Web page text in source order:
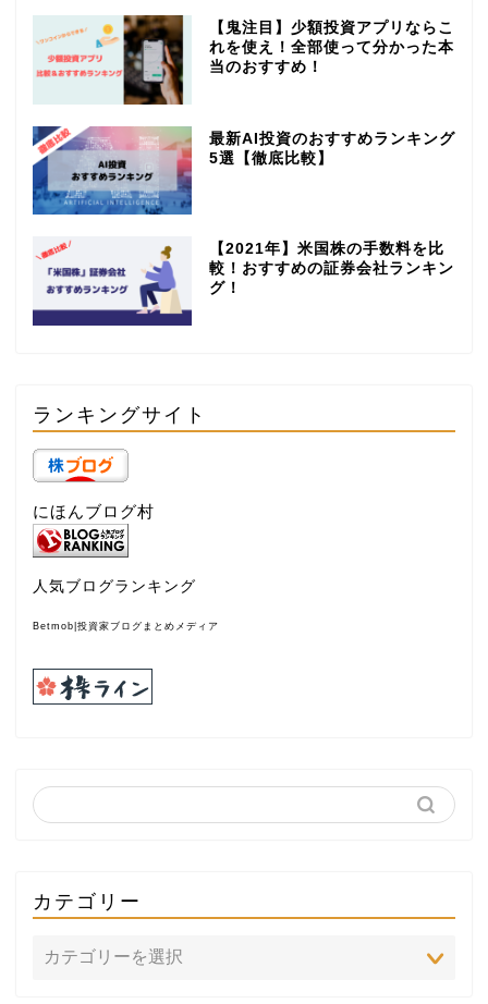
【鬼注目】少額投資アプリならこ
れを使え！全部使って分かった本
当のおすすめ！
最新AI投資のおすすめランキング
5選【徹底比較】
【2021年】米国株の手数料を比
較！おすすめの証券会社ランキン
グ！
ランキングサイト
にほんブログ村
人気ブログランキング
Betmob|投資家ブログまとめメディア
カテゴリー